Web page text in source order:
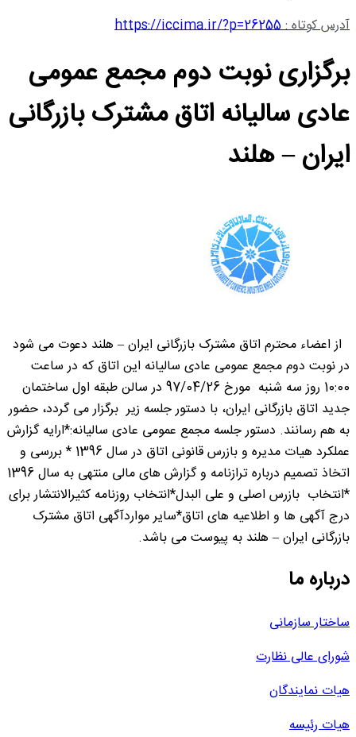
آدرس کوتاه :https://iccima.ir/?p=26255
برگزاری نوبت دوم مجمع عمومی
عادی سالیانه اتاق مشترک بازرگانی
ایران – هلند
از اعضاء محترم اتاق مشترک بازرگانی ایران – هلند دعوت می شود
در نوبت دوم مجمع عمومی عادی سالیانه این اتاق که در ساعت
10:00 روز سه شنبه مورخ 97/04/26 در سالن طبقه اول ساختمان
جدید اتاق بازرگانی ایران، با دستور جلسه زیر برگزار می گردد، حضور
به هم رسانند. دستور جلسه مجمع عمومی عادی سالیانه:*ارایه گزارش
عملکرد هیات مدیره و بازرس قانونی اتاق در سال 1396 * بررسی و
اتخاذ تصمیم درباره ترازنامه و گزارش های مالی منتهی به سال 1396
*انتخاب بازرس اصلی و علی البدل*انتخاب روزنامه کثیرالانتشار برای
درج آگهی ها و اطلاعیه های اتاق*سایر مواردآگهی اتاق مشترک
بازرگانی ایران – هلند به پیوست می باشد.
درباره ما
ساختار سازمانی
شورای عالی نظارت
هیات نمایندگان
هیات رئیسه